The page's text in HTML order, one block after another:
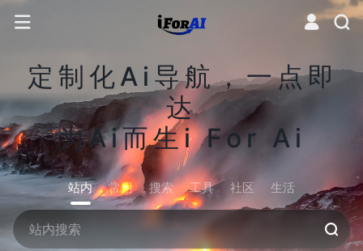
定制化Ai导航，一点即
达
为Ai而生i For Ai
站内 常用 搜索 工具 社区 生活